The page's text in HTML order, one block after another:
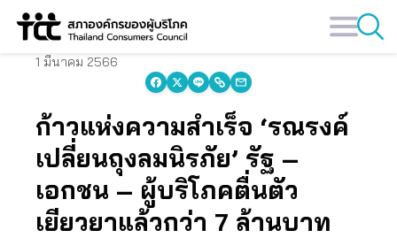
Skip
content
1 มีนาคม 2566
ก้าวแห่งความสำเร็จ ‘รณรงค์
เปลี่ยนถุงลมนิรภัย’ รัฐ –
เอกชน – ผู้บริโภคตื่นตัว
เยียวยาแล้วกว่า 7 ล้านบาท